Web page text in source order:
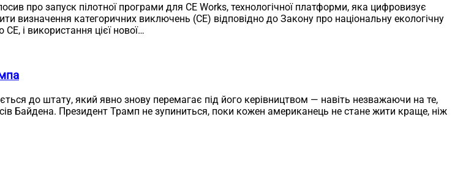
про запуск пілотної програми для CE Works, технологічної платформи, яка цифровизує
визначення категоричних виключень (CE) відповідно до Закону про національну екологічну
і використання цієї нової…
до штату, який явно знову перемагає під його керівництвом — навіть незважаючи на те,
Байдена. Президент Трамп не зупиниться, поки кожен американець не стане жити краще, ніж